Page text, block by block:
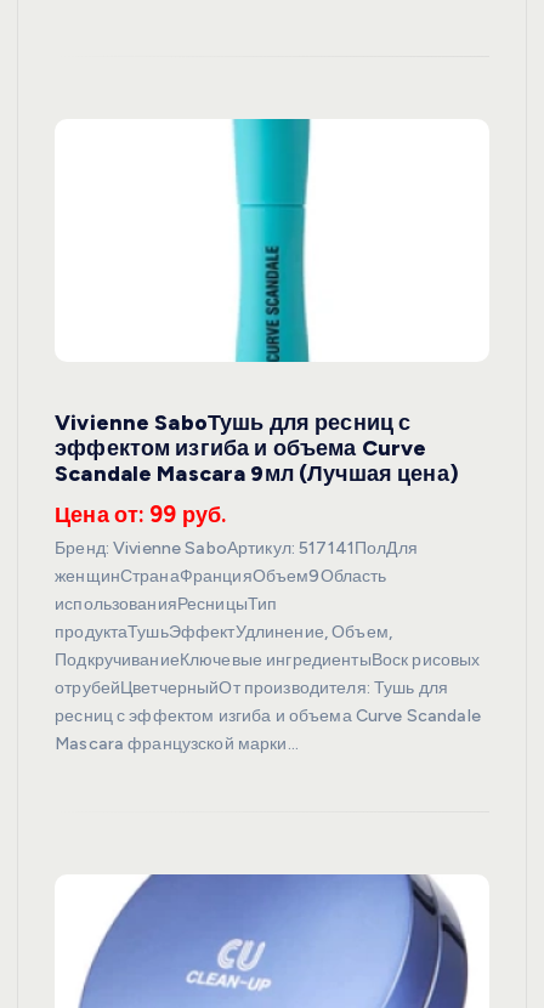
Vivienne SaboТушь для ресниц с
эффектом изгиба и объема Curve
Scandale Mascara 9мл (Лучшая цена)
Цена от: 99 руб.
Бренд: Vivienne SaboАртикул: 517141ПолДля
женщинСтранаФранцияОбъем9Область
использованияРесницыТип
продуктаТушьЭффектУдлинение, Объем,
ПодкручиваниеКлючевые ингредиентыВоск рисовых
отрубейЦветчерныйОт производителя: Тушь для
ресниц с эффектом изгиба и объема Curve Scandale
Mascara французской марки…